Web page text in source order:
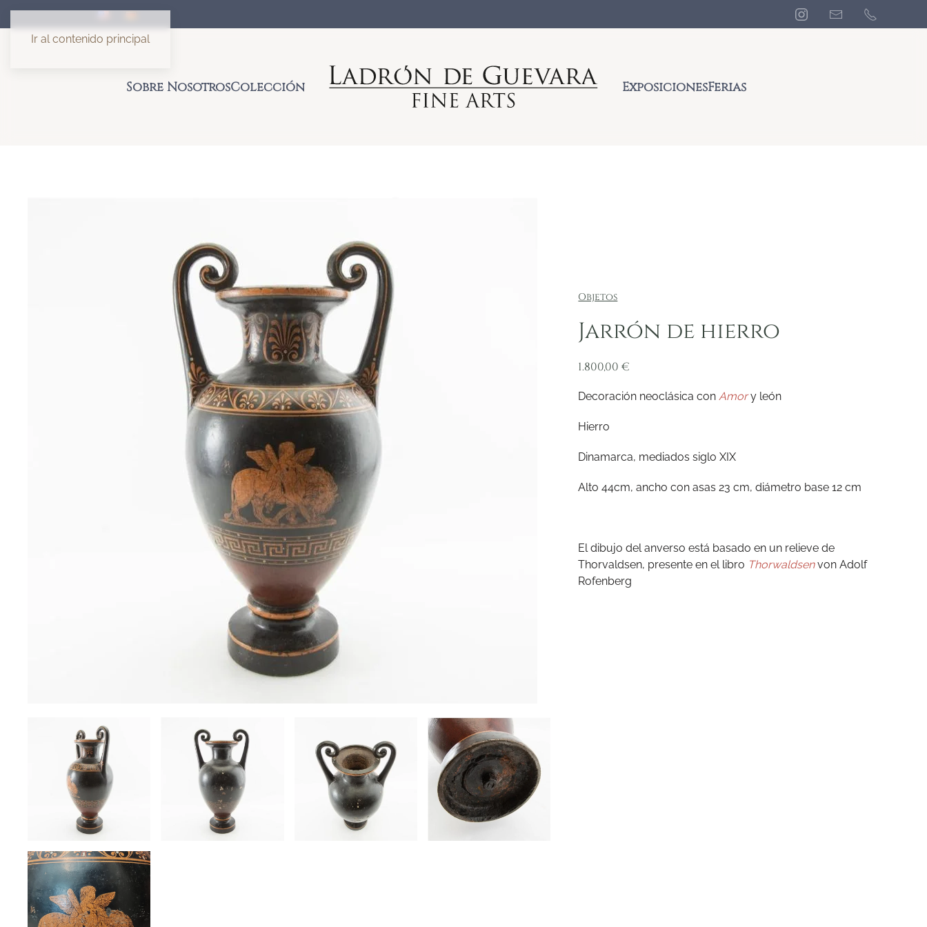
Ir al contenido principal
Sobre NosotrosColección ExposicionesFerias
Objetos
Jarrón de hierro
1.800,00€
Decoración neoclásica conAmory león
Hierro
Dinamarca, mediados siglo XIX
Alto 44cm, ancho con asas 23 cm, diámetro base 12 cm
El dibujo del anverso está basado en un relieve de
Thorvaldsen, presente en el libro Thorwaldsenvon Adolf
Rofenberg